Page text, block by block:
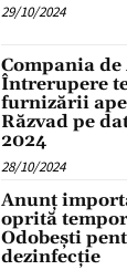
29/10/2024
Compania
Întrerupere
furnizării
Răzvad pe
2024
28/10/2024
Anunț
oprită
Odobești
dezinfecție